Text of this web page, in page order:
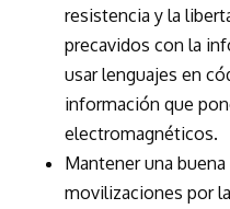
resistencia y la
precavidos con la
usar lenguajes en
información que
electromagnéticos.
Mantener una
movilizaciones por